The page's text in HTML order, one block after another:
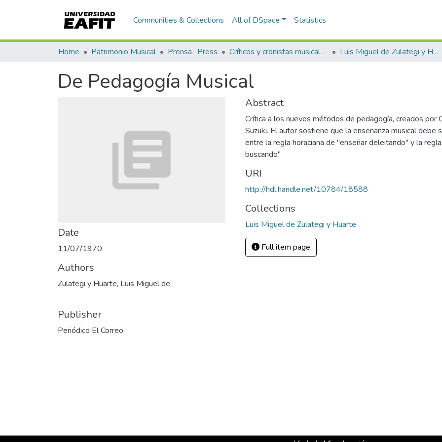
Communities & Collections All of DSpace Statistics
Home Patrimonio Musical Prensa- Press Críticos y cronistas musicales Luis Miguel de Zulategi y Huarte
De Pedagogía Musical
Date
11/07/1970
Authors
Zulategi y Huarte, Luis Miguel de
Publisher
Periódico El Correo
Abstract
Crítica a los nuevos métodos de pedagogía, creados por
Suzuki. El autor sostiene que la enseñanza musical debe
entre la regla horaciana de "enseñar deleitando" y la
buscando"
URI
http://hdl.handle.net/10784/18588
Collections
Luis Miguel de Zulategi y Huarte
Full item page